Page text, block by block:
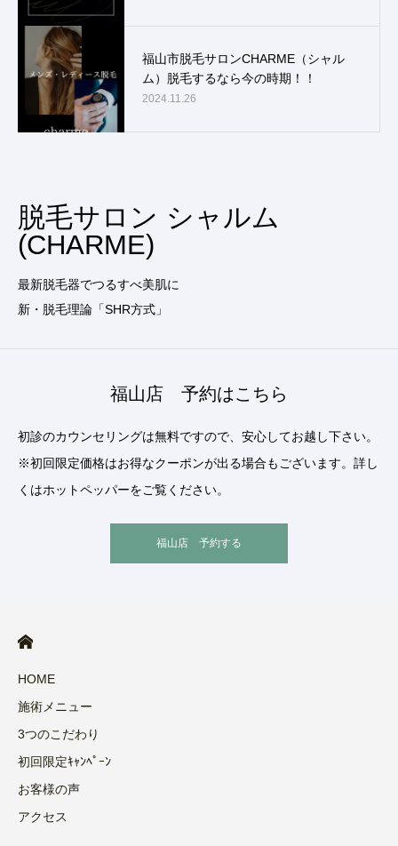
福山市脱毛サロンCHARME（シャル
ム）脱毛するなら今の時期！！
2024.11.26
脱毛サロン シャルム
(CHARME)
最新脱毛器でつるすべ美肌に
新・脱毛理論「SHR方式」
福山店 予約はこちら
初診のカウンセリングは無料ですので、安心してお越し下さい。
※初回限定価格はお得なクーポンが出る場合もございます。詳し
くはホットペッパーをご覧ください。
福山店 予約する
HOME
施術メニュー
3つのこだわり
初回限定ｷｬﾝﾍﾟｰﾝ
お客様の声
アクセス